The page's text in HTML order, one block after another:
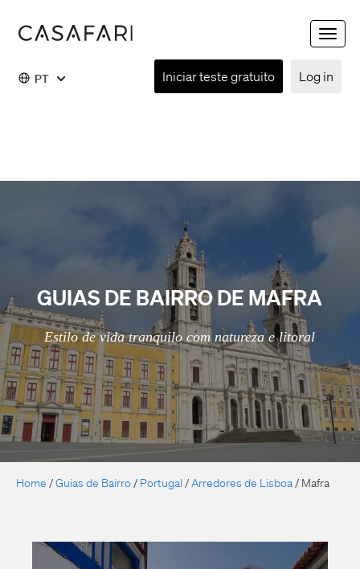
Toggle
PT Log in
Iniciar teste gratuito
GUIAS DE BAIRRO DE MAFRA
Estilo de vida tranquilo com natureza e litoral
Home /Guias de Bairro / Portugal /Arredores de Lisboa / Mafra